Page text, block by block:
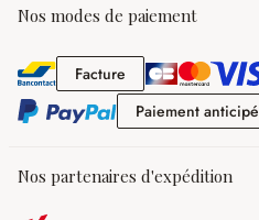
Nos modes de paiement
Facture Facture
Paiement anticipé
Nos partenaires d'expédition